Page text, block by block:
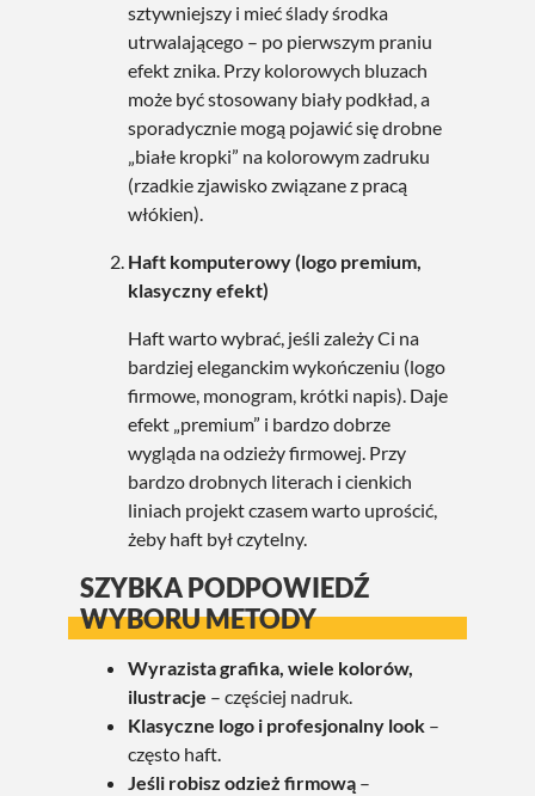
sztywniejszy i mieć ślady środka
utrwalającego – po pierwszym praniu
efekt znika. Przy kolorowych bluzach
może być stosowany biały podkład, a
sporadycznie mogą pojawić się drobne
„białe kropki” na kolorowym zadruku
(rzadkie zjawisko związane z pracą
włókien).
Haft komputerowy (logo premium,
klasyczny efekt)
Haft warto wybrać, jeśli zależy Ci na
bardziej eleganckim wykończeniu (logo
firmowe, monogram, krótki napis). Daje
efekt „premium” i bardzo dobrze
wygląda na odzieży firmowej. Przy
bardzo drobnych literach i cienkich
liniach projekt czasem warto uprościć,
żeby haft był czytelny.
SZYBKA PODPOWIEDŹ
WYBORU METODY
Wyrazista grafika, wiele kolorów,
ilustracje – częściej nadruk.
Klasyczne logo i profesjonalny look –
często haft.
Jeśli robisz odzież firmową –